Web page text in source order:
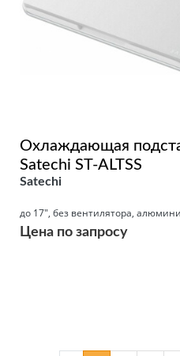
Охлаждающая
Satechi ST-ALTSS
Satechi
до 17", без вентилятора,
Цена по запросу